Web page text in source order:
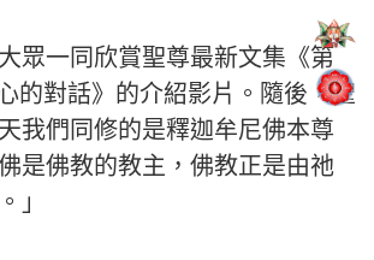
眾一同欣賞聖尊最新文集《第
的對話》的介紹影片。隨後，聖
我們同修的是釋迦牟尼佛本尊
是佛教的教主，佛教正是由祂
」